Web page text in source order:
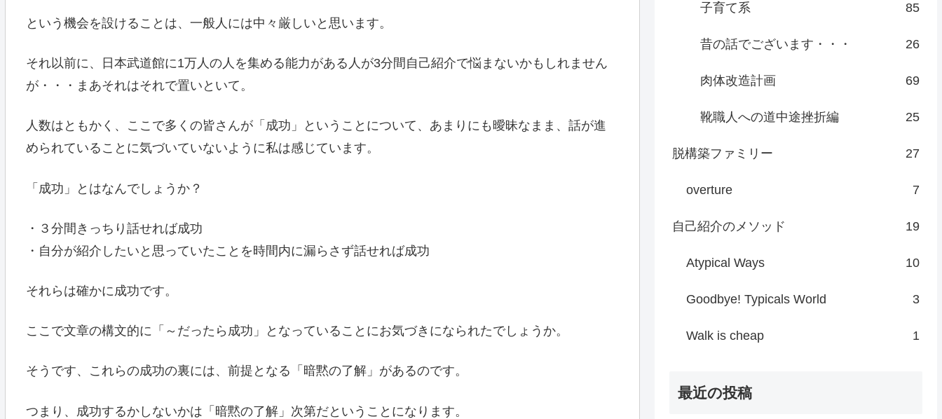
という機会を設けることは、一般人には中々厳しいと思います。
それ以前に、日本武道館に1万人の人を集める能力がある人が3分間自己紹介で悩まないかもしれません
が・・・まあそれはそれで置いといて。
人数はともかく、ここで多くの皆さんが「成功」ということについて、あまりにも曖昧なまま、話が進
められていることに気づいていないように私は感じています。
「成功」とはなんでしょうか？
・３分間きっちり話せれば成功
・自分が紹介したいと思っていたことを時間内に漏らさず話せれば成功
それらは確かに成功です。
ここで文章の構文的に「～だったら成功」となっていることにお気づきになられたでしょうか。
そうです、これらの成功の裏には、前提となる「暗黙の了解」があるのです。
つまり、成功するかしないかは「暗黙の了解」次第だということになります。
子育て系 85
昔の話でございます・・・ 26
肉体改造計画 69
靴職人への道中途挫折編 25
脱構築ファミリー 27
overture 7
自己紹介のメソッド 19
Atypical Ways 10
Goodbye! Typicals World 3
Walk is cheap 1
最近の投稿